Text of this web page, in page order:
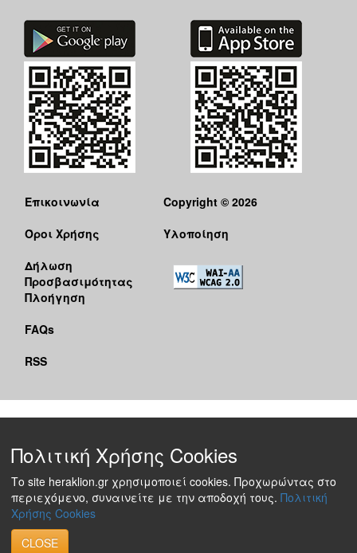
Επικοινωνία
Όροι Χρήσης
Δήλωση
Προσβασιμότητας
Πλοήγηση
FAQs
RSS
Copyright © 2026
Υλοποίηση
Πολιτική Χρήσης Cookies
Το site heraklion.gr χρησιμοποιεί cookies. Προχωρώντας στο
περιεχόμενο, συναινείτε με την αποδοχή τους. Πολιτική
Χρήσης Cookies
CLOSE